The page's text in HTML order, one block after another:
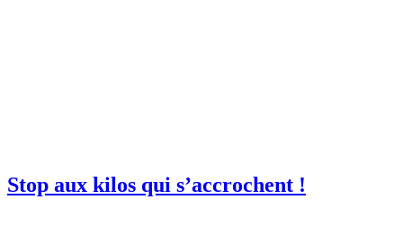
Stop aux kilos qui s’accrochent !